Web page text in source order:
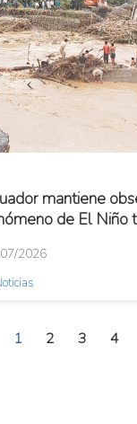
mantiene
de El Niño
2026
1 2 3 4